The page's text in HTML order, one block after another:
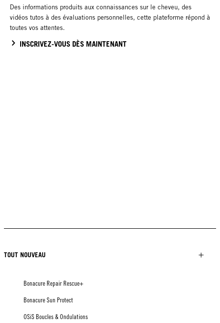
Des informations produits aux connaissances sur le cheveu, des
vidéos tutos à des évaluations personnelles, cette plateforme répond à
toutes vos attentes.
INSCRIVEZ-VOUS DÈS MAINTENANT
TOUT NOUVEAU
Bonacure Repair Rescue+
Bonacure Sun Protect
OSiS Boucles & Ondulations